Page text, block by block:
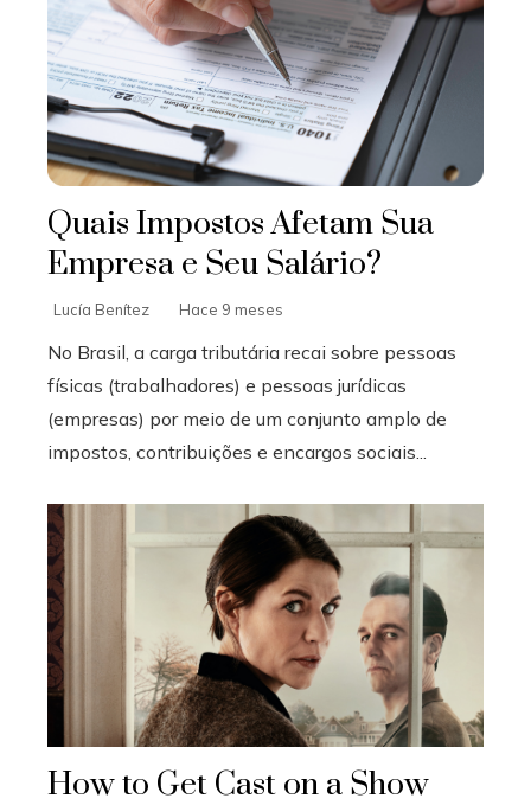
Quais Impostos Afetam Sua
Empresa e Seu Salário?
Lucía Benítez Hace 9 meses
No Brasil, a carga tributária recai sobre pessoas
físicas (trabalhadores) e pessoas jurídicas
(empresas) por meio de um conjunto amplo de
impostos, contribuições e encargos sociais...
How to Get Cast on a Show